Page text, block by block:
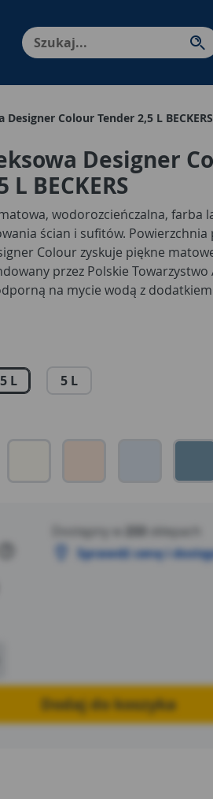
Enter - przejdź do strony
Colour Tender 2,5 L BECKERS
Designer
BECKERS
wodorozcieńczalna, farba
ścian i sufitów. Powierzchnia
Colour zyskuje piękne
przez Polskie Towarzystwo
na mycie wodą z
dobrym kryciem i trwałością
w trakcie aplikacji. Bardzo
Designer Colour spełnia
Lotnych Związków
L 5 L
Dostępny w
sklepach
Sprawdź cenę i
Dodaj do koszyka